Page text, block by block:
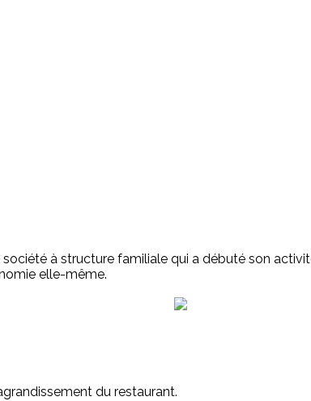
à structure familiale qui a débuté son
elle-même.
du restaurant.